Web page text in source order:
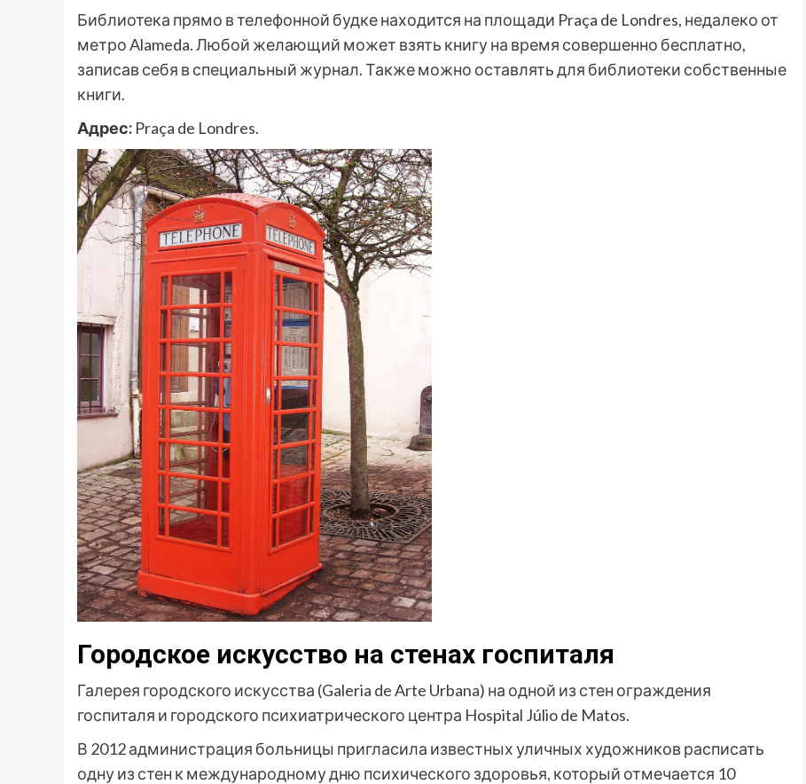
Библиотека прямо в телефонной будке находится на площади Praça de Londres, недалеко от
метро Alameda. Любой желающий может взять книгу на время совершенно бесплатно,
записав себя в специальный журнал. Также можно оставлять для библиотеки собственные
книги.
Адрес: Praça de Londres.
Городское искусство на стенах госпиталя
Галерея городского искусства (Galeria de Arte Urbana) на одной из стен ограждения
госпиталя и городского психиатрического центра Hospital Júlio de Matos.
В 2012 администрация больницы пригласила известных уличных художников расписать
одну из стен к международному дню психического здоровья, который отмечается 10